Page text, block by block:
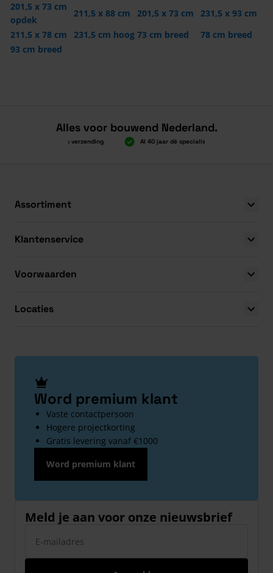
201,5 x 73 cm
opdek
211,5 x 88 cm 201,5 x 73 cm
231,5 x 93 cm
211,5 x 78 cm
231,5 cm hoog 73 cm breed
78 cm breed
93 cm breed
Alles voor bouwend Nederland.
Boven 2.000 gratis verzending Al 40 jaar dé specialist
Assortiment
Klantenservice
Voorwaarden
Locaties
Word premium klant
Vaste contactpersoon
Hogere projectkorting
Gratis levering vanaf €1000
Word premium klant
Meld je aan voor onze nieuwsbrief